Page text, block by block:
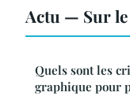
Actu — Sur
Quels sont les
graphique pour